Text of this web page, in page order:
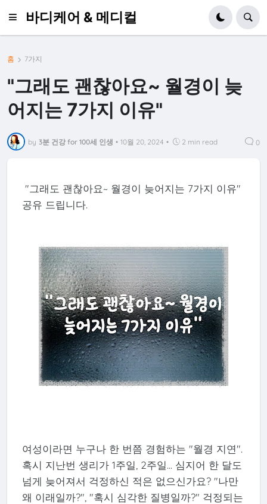
바디케어 & 메디컬
홈 7가지
"그래도 괜찮아요~ 월경이 늦
어지는 7가지 이유"
by 3분 건강 for 100세 인생 • 10월 20, 2024 • 2 min read 0
"그래도 괜찮아요~ 월경이 늦어지는 7가지 이유"
공유 드립니다.
여성이라면 누구나 한 번쯤 경험하는 "월경 지연".
혹시 지난번 생리가 1주일, 2주일... 심지어 한 달도
넘게 늦어져서 걱정하신 적은 없으신가요? "나만
왜 이래일까?", "혹시 심각한 질병일까?" 걱정되는